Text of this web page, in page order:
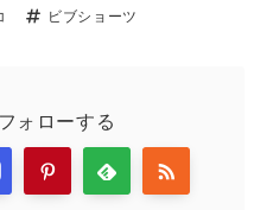
ビブショーツ
ォローする